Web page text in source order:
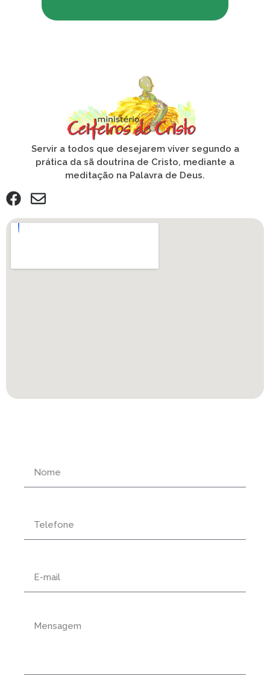
Servir a todos que desejarem viver segundo a
prática da sã doutrina de Cristo, mediante a
meditação na Palavra de Deus.